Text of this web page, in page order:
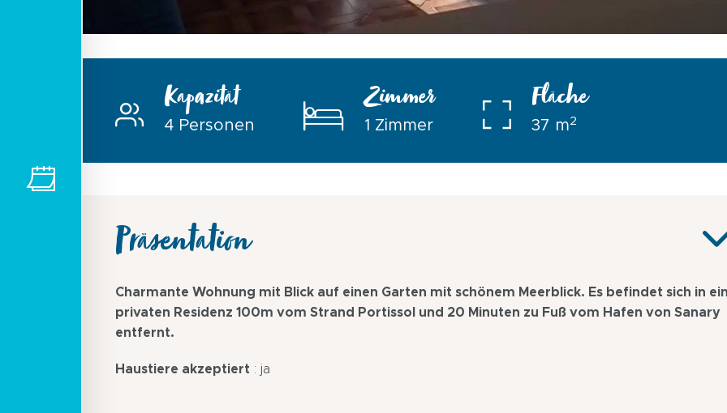
Kapazität
4 Personen
Zimmer
1 Zimmer
Fläche
37 m2
Präsentation
Charmante Wohnung mit Blick auf einen Garten mit schönem Meerblick. Es befindet sich in
privaten Residenz 100m vom Strand Portissol und 20 Minuten zu Fuß vom Hafen von Sanary
entfernt.
Haustiere akzeptiert : ja